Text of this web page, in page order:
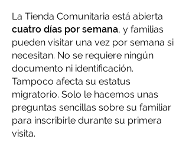
La Tienda Comunitaria está abierta
cuatro días por semana, y familias
pueden visitar una vez por semana si
necesitan. No se requiere ningún
documento ni identificación.
Tampoco afecta su estatus
migratorio. Solo le hacemos unas
preguntas sencillas sobre su familiar
para inscribirle durante su primera
visita.